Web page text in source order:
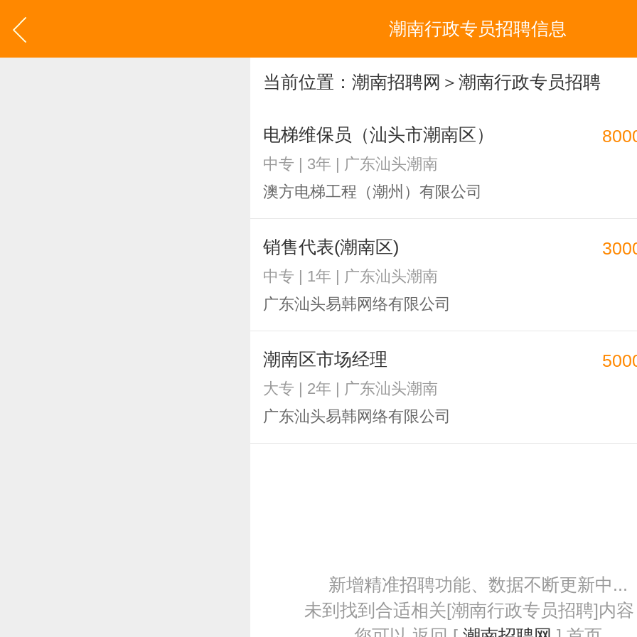
潮南行政专员招聘信息
当前位置： 潮南招聘网 ＞潮南行政专员招聘
电梯维保员（汕头市潮南区）
中专 | 3年 | 广东汕头潮南
澳方电梯工程（潮州）有限公司
销售代表(潮南区)
中专 | 1年 | 广东汕头潮南
广东汕头易韩网络有限公司
潮南区市场经理
大专 | 2年 | 广东汕头潮南
广东汕头易韩网络有限公司
新增精准招聘功能、数据不断更新中...
未到找到合适相关[潮南行政专员招聘]内容